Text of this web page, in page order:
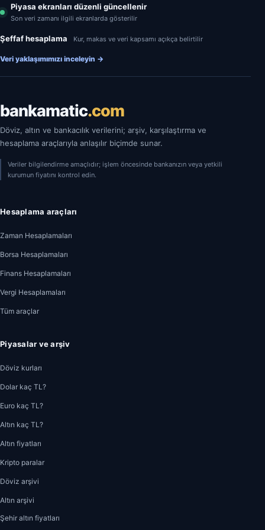
Piyasa ekranları düzenli güncellenir
Son veri zamanı ilgili ekranlarda gösterilir
Şeffaf hesaplama Kur, makas ve veri kapsamı açıkça belirtilir
Veri yaklaşımımızı inceleyin →
bankamatic.com
Döviz, altın ve bankacılık verilerini; arşiv, karşılaştırma ve
hesaplama araçlarıyla anlaşılır biçimde sunar.
Veriler bilgilendirme amaçlıdır; işlem öncesinde bankanızın veya yetkili
kurumun fiyatını kontrol edin.
Hesaplama araçları
Zaman Hesaplamaları
Borsa Hesaplamaları
Finans Hesaplamaları
Vergi Hesaplamaları
Tüm araçlar
Piyasalar ve arşiv
Döviz kurları
Dolar kaç TL?
Euro kaç TL?
Altın kaç TL?
Altın fiyatları
Kripto paralar
Döviz arşivi
Altın arşivi
Şehir altın fiyatları